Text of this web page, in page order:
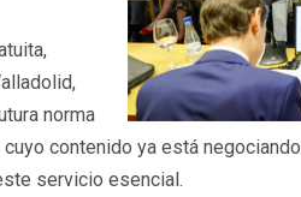
norma
contenido ya está
servicio esencial.